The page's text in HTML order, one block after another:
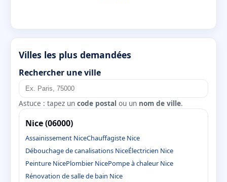
Villes les plus demandées
Rechercher une ville
Astuce : tapez un code postal ou un nom de ville.
Nice (06000)
Assainissement NiceChauffagiste Nice
Débouchage de canalisations NiceÉlectricien Nice
Peinture NicePlombier NicePompe à chaleur Nice
Rénovation de salle de bain Nice